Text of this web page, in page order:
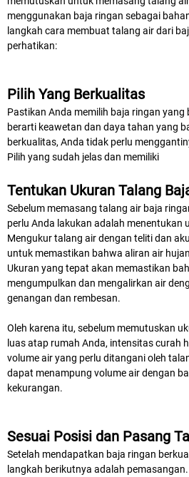
menggunakan baja ringan sebagai
langkah cara membuat talang air dari
perhatikan:
Pilih Yang Berkualitas
Pastikan Anda memilih baja ringan
berarti keawetan dan daya tahan yang
berkualitas, Anda tidak perlu
Pilih yang sudah jelas dan memiliki
Tentukan Ukuran Talang
Sebelum memasang talang air baja
perlu Anda lakukan adalah menentukan
Mengukur talang air dengan teliti dan
untuk memastikan bahwa aliran air
Ukuran yang tepat akan memastikan
mengumpulkan dan mengalirkan air
genangan dan rembesan.
Oleh karena itu, sebelum memutuskan
luas atap rumah Anda, intensitas curah
volume air yang perlu ditangani oleh
dapat menampung volume air dengan
kekurangan.
Sesuai Posisi dan Pasang
Setelah mendapatkan baja ringan
langkah berikutnya adalah